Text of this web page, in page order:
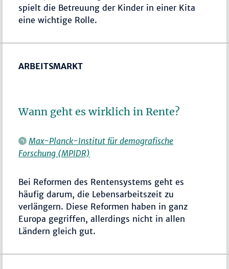
spielt die Betreuung der Kinder in einer Kita
eine wichtige Rolle.
ARBEITSMARKT
Wann geht es wirklich in Rente?
Max-Planck-Institut für demografische
Forschung (MPIDR)
Bei Reformen des Rentensystems geht es
häufig darum, die Lebensarbeitszeit zu
verlängern. Diese Reformen haben in ganz
Europa gegriffen, allerdings nicht in allen
Ländern gleich gut.